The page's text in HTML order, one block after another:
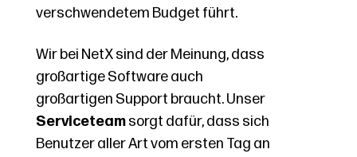
verschwendetem Budget führt.
Wir bei NetX sind der Meinung, dass
großartige Software auch
großartigen Support braucht. Unser
Serviceteamsorgt dafür, dass sich
Benutzer aller Art vom ersten Tag an